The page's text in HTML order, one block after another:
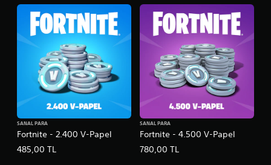
Fortnite - 2.400 V-Papel
SANAL PARA
485,00 TL
Fortnite - 4.500 V-Papel
SANAL PARA
780,00 TL